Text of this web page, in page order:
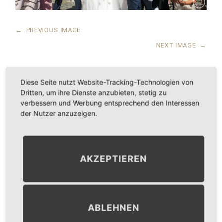
← PREVIOUS IMAGE
NEXT IMAGE →
LEAVE A COMMENT
Diese Seite nutzt Website-Tracking-Technologien von
Dritten, um ihre Dienste anzubieten, stetig zu
verbessern und Werbung entsprechend den Interessen
der Nutzer anzuzeigen.
AKZEPTIEREN
ABLEHNEN